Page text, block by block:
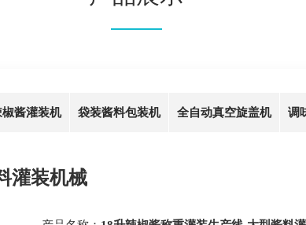
椒酱灌装机 袋装酱料包装机 全自动真空旋盖机 调
灌装机械